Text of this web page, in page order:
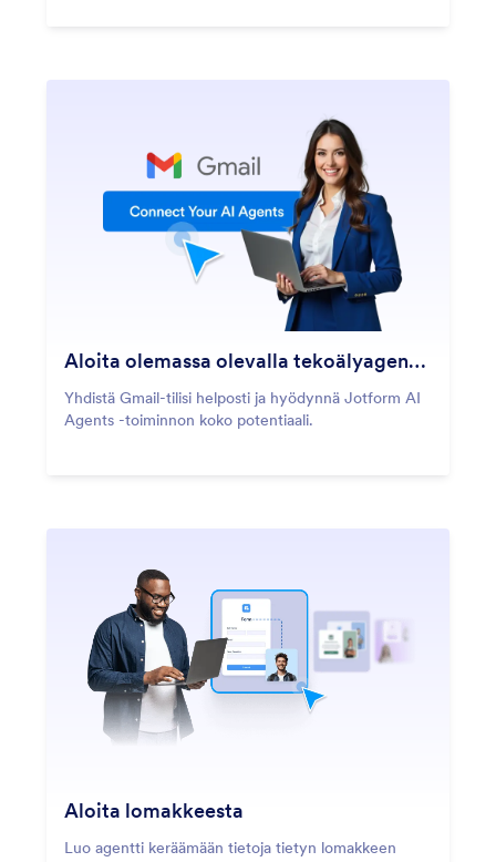
Aloita olemassa olevalla tekoälyagentilla
Yhdistä Gmail-tilisi helposti ja hyödynnä Jotform AI
Agents -toiminnon koko potentiaali.
Aloita lomakkeesta
Luo agentti keräämään tietoja tietyn lomakkeen